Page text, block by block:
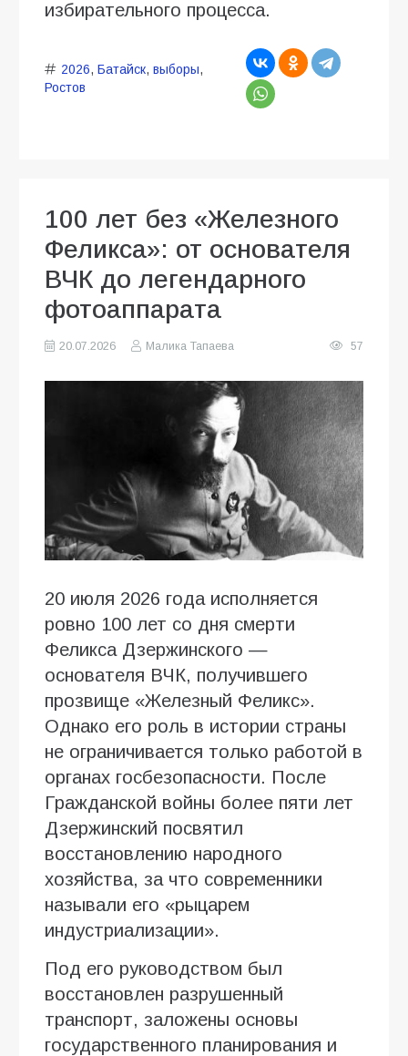
избирательного процесса.
2026, Батайск, выборы,
Ростов
100 лет без «Железного
Феликса»: от основателя
ВЧК до легендарного
фотоаппарата
20.07.2026 Малика Тапаева 57
20 июля 2026 года исполняется
ровно 100 лет со дня смерти
Феликса Дзержинского —
основателя ВЧК, получившего
прозвище «Железный Феликс».
Однако его роль в истории страны
не ограничивается только работой в
органах госбезопасности. После
Гражданской войны более пяти лет
Дзержинский посвятил
восстановлению народного
хозяйства, за что современники
называли его «рыцарем
индустриализации».
Под его руководством был
восстановлен разрушенный
транспорт, заложены основы
государственного планирования и